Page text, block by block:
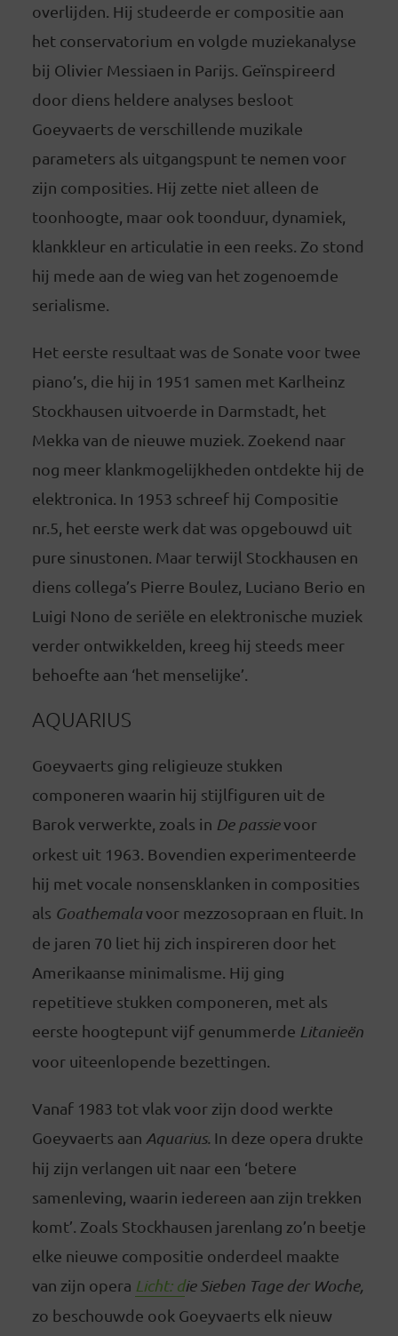
overlijden. Hij studeerde er compositie aan
het conservatorium en volgde muziekanalyse
bij Olivier Messiaen in Parijs. Geïnspireerd
door diens heldere analyses besloot
Goeyvaerts de verschillende muzikale
parameters als uitgangspunt te nemen voor
zijn composities. Hij zette niet alleen de
toonhoogte, maar ook toonduur, dynamiek,
klankkleur en articulatie in een reeks. Zo stond
hij mede aan de wieg van het zogenoemde
serialisme.
Het eerste resultaat was de Sonate voor twee
piano’s, die hij in 1951 samen met Karlheinz
Stockhausen uitvoerde in Darmstadt, het
Mekka van de nieuwe muziek. Zoekend naar
nog meer klankmogelijkheden ontdekte hij de
elektronica. In 1953 schreef hij Compositie
nr.5, het eerste werk dat was opgebouwd uit
pure sinustonen. Maar terwijl Stockhausen en
diens collega’s Pierre Boulez, Luciano Berio en
Luigi Nono de seriële en elektronische muziek
verder ontwikkelden, kreeg hij steeds meer
behoefte aan ‘het menselijke’.
AQUARIUS
Goeyvaerts ging religieuze stukken
componeren waarin hij stijlfiguren uit de
Barok verwerkte, zoals in De passievoor
orkest uit 1963. Bovendien experimenteerde
hij met vocale nonsensklanken in composities
als Goathemalavoor mezzosopraan en fluit. In
de jaren 70 liet hij zich inspireren door het
Amerikaanse minimalisme. Hij ging
repetitieve stukken componeren, met als
eerste hoogtepunt vijf genummerde Litanieën
voor uiteenlopende bezettingen.
Vanaf 1983 tot vlak voor zijn dood werkte
Goeyvaerts aan Aquarius. In deze opera drukte
hij zijn verlangen uit naar een ‘betere
samenleving, waarin iedereen aan zijn trekken
komt’. Zoals Stockhausen jarenlang zo’n beetje
elke nieuwe compositie onderdeel maakte
van zijn opera Licht: die Sieben Tage der Woche,
zo beschouwde ook Goeyvaerts elk nieuw